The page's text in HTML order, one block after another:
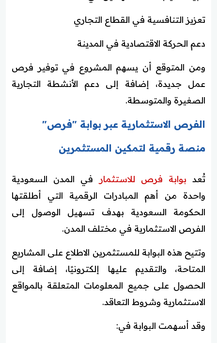
تعزيز التنافسية في القطاع التجاري
دعم الحركة الاقتصادية في المدينة
ومن المتوقع أن يسهم المشروع في توفير فرص
عمل جديدة، إضافة إلى دعم الأنشطة التجارية
الصغيرة والمتوسطة.
الفرص الاستثمارية عبر بوابة "فرص"
منصة رقمية لتمكين المستثمرين
تُعد بوابة فرص للاستثمار
في المدن السعودية
واحدة من أهم المبادرات الرقمية التي أطلقتها
الحكومة السعودية بهدف تسهيل الوصول إلى
الفرص الاستثمارية في مختلف المدن.
وتتيح هذه البوابة للمستثمرين الاطلاع على المشاريع
المتاحة، والتقديم عليها إلكترونيًا، إضافة إلى
الحصول على جميع المعلومات المتعلقة بالمواقع
الاستثمارية وشروط التعاقد.
وقد أسهمت البوابة في: